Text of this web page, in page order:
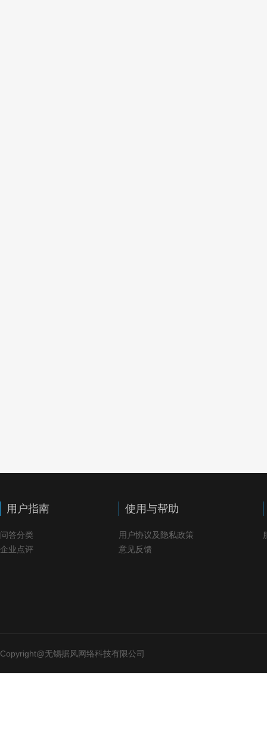
用户指南
问答分类
企业点评
使用与帮助
用户协议及隐私政策
意见反馈
Copyright@无锡据风网络科技有限公司